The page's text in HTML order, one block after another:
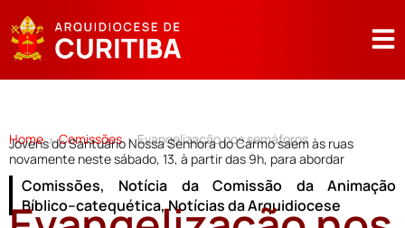
Home > Comissões > Evangelização nos semáforos
Jovens do Santuário Nossa Senhora do Carmo saem às ruas
novamente neste sábado, 13, à partir das 9h, para abordar
Comissões, Notícia da Comissão da Animação
Bíblico–catequética,Notícias da Arquidiocese